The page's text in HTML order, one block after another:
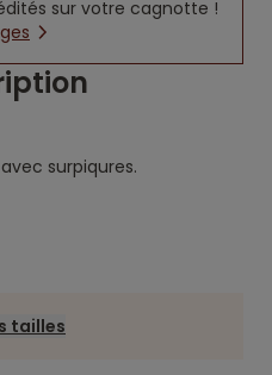
sur votre cagnotte !
surpiqures.
tailles